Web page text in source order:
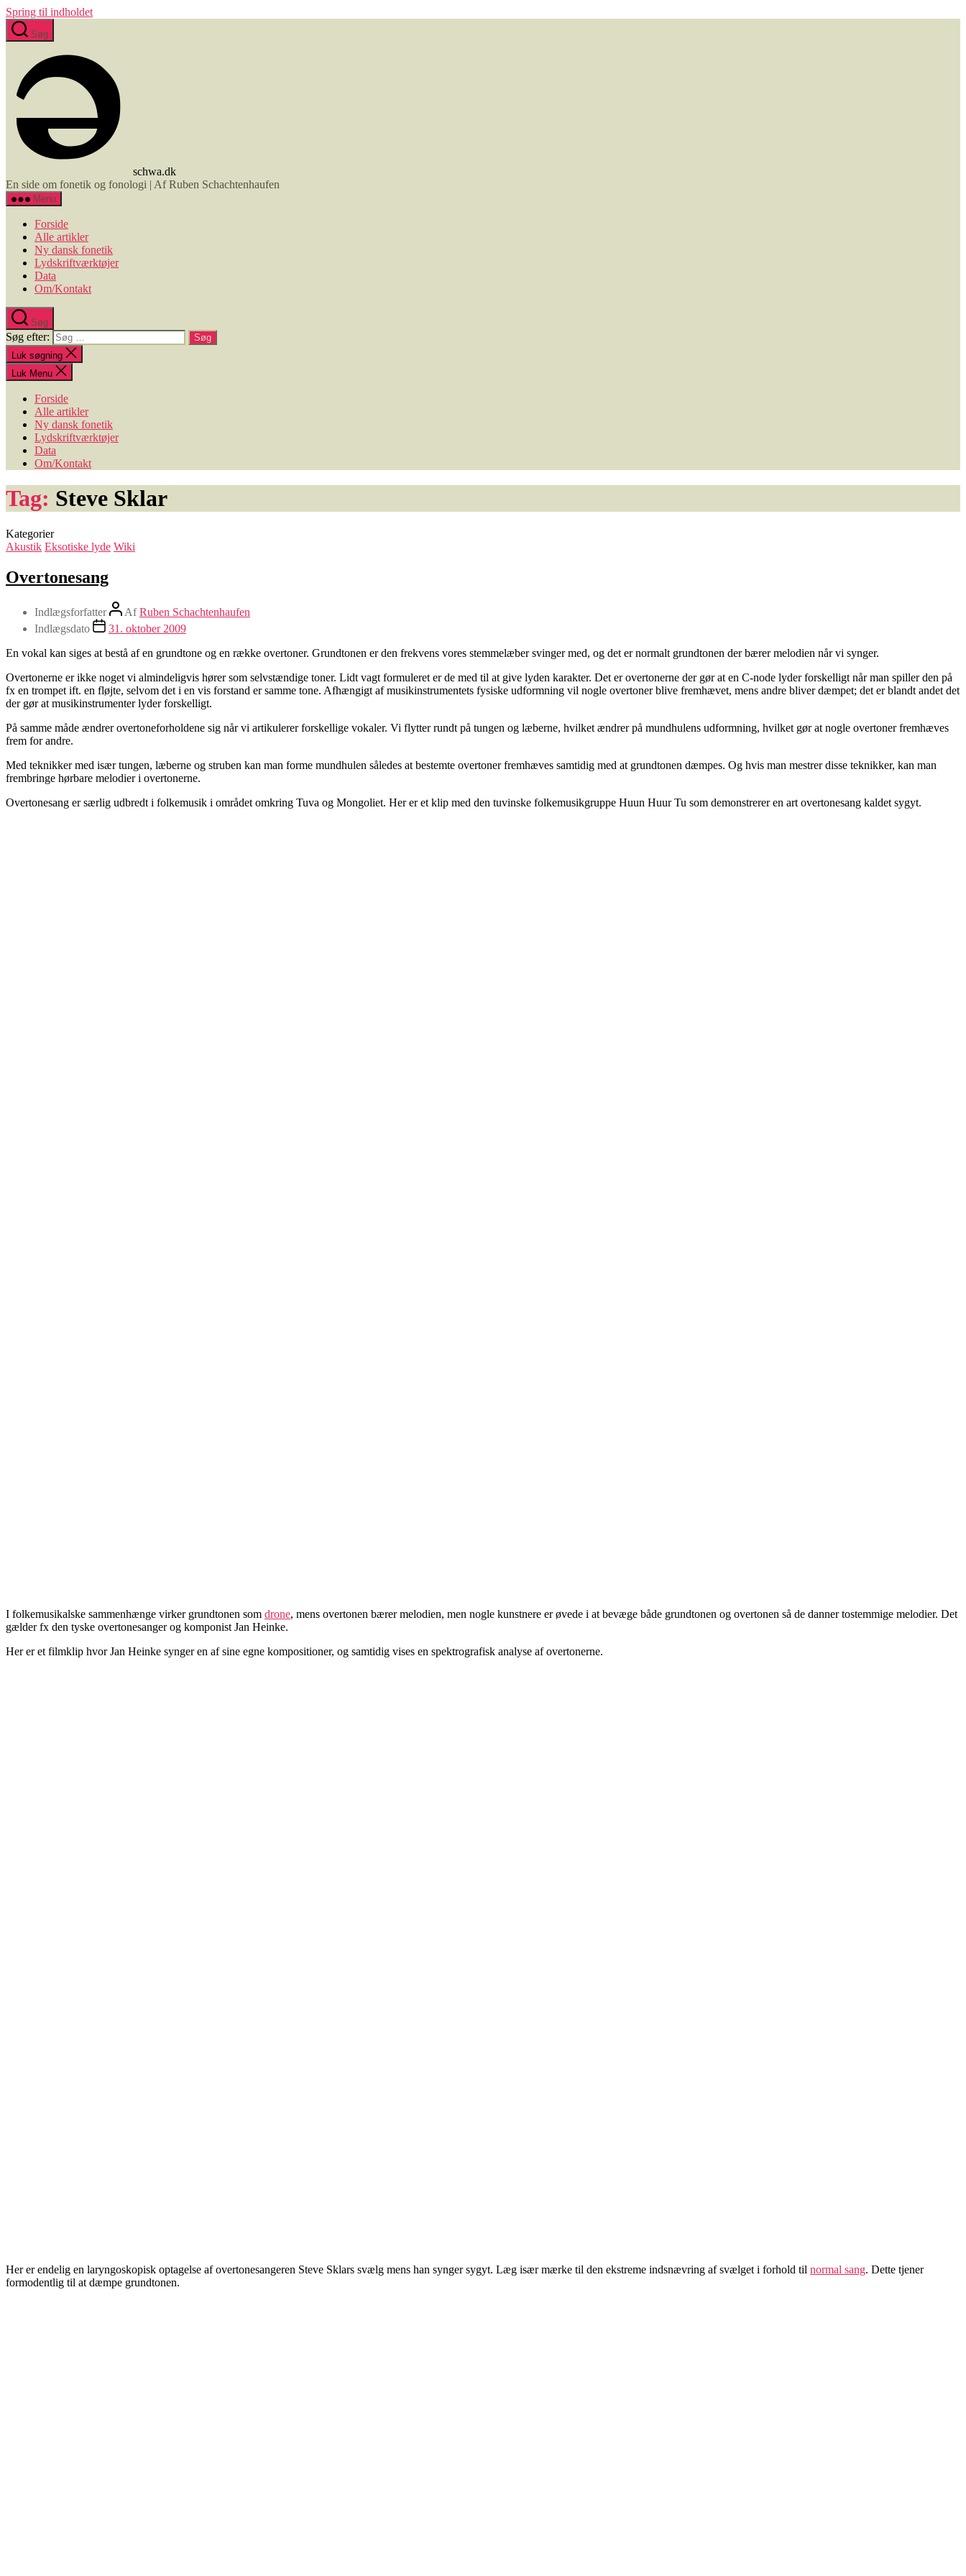
Spring til indholdet
Søg
schwa.dk
En side om fonetik og fonologi | Af Ruben Schachtenhaufen
Menu
Forside
Alle artikler
Ny dansk fonetik
Lydskriftværktøjer
Data
Om/Kontakt
Søg
Søg efter:
Luk søgning
Luk Menu
Forside
Alle artikler
Ny dansk fonetik
Lydskriftværktøjer
Data
Om/Kontakt
Tag: Steve Sklar
Kategorier
Akustik Eksotiske lyde Wiki
Overtonesang
Indlægsforfatter AfRuben Schachtenhaufen
Indlægsdato
31. oktober 2009
En vokal kan siges at bestå af en grundtone og en række overtoner. Grundtonen er den frekvens vores stemmelæber svinger med, og det er normalt grundtonen der bærer melodien når vi synger.
Overtonerne er ikke noget vi almindeligvis hører som selvstændige toner. Lidt vagt formuleret er de med til at give lyden karakter. Det er overtonerne der gør at en C-node lyder forskelligt når man spiller den på
fx en trompet ift. en fløjte, selvom det i en vis forstand er samme tone. Afhængigt af musikinstrumentets fysiske udformning vil nogle overtoner blive fremhævet, mens andre bliver dæmpet; det er blandt andet det
der gør at musikinstrumenter lyder forskelligt.
På samme måde ændrer overtoneforholdene sig når vi artikulerer forskellige vokaler. Vi flytter rundt på tungen og læberne, hvilket ændrer på mundhulens udformning, hvilket gør at nogle overtoner fremhæves
frem for andre.
Med teknikker med især tungen, læberne og struben kan man forme mundhulen således at bestemte overtoner fremhæves samtidig med at grundtonen dæmpes. Og hvis man mestrer disse teknikker, kan man
frembringe hørbare melodier i overtonerne.
Overtonesang er særlig udbredt i folkemusik i området omkring Tuva og Mongoliet. Her er et klip med den tuvinske folkemusikgruppe Huun Huur Tu som demonstrerer en art overtonesang kaldet sygyt.
I folkemusikalske sammenhænge virker grundtonen som drone, mens overtonen bærer melodien, men nogle kunstnere er øvede i at bevæge både grundtonen og overtonen så de danner tostemmige melodier. Det
gælder fx den tyske overtonesanger og komponist Jan Heinke.
Her er et filmklip hvor Jan Heinke synger en af sine egne kompositioner, og samtidig vises en spektrografisk analyse af overtonerne.
Her er endelig en laryngoskopisk optagelse af overtonesangeren Steve Sklars svælg mens han synger sygyt. Læg især mærke til den ekstreme indsnævring af svælget i forhold til normal sang. Dette tjener
formodentlig til at dæmpe grundtonen.